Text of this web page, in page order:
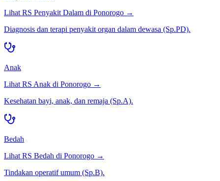
Lihat RS Penyakit Dalam di Ponorogo →
Diagnosis dan terapi penyakit organ dalam dewasa (Sp.PD).
Anak
Lihat RS Anak di Ponorogo →
Kesehatan bayi, anak, dan remaja (Sp.A).
Bedah
Lihat RS Bedah di Ponorogo →
Tindakan operatif umum (Sp.B).